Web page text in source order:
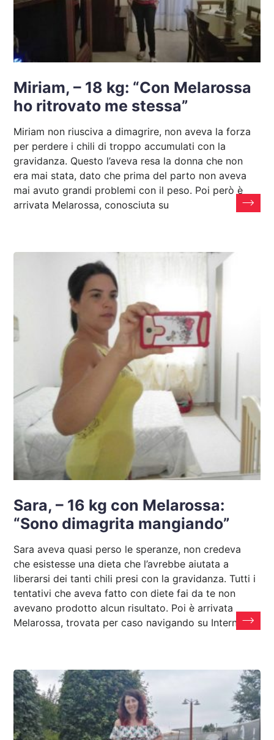
Miriam, – 18 kg: “Con Melarossa
ho ritrovato me stessa”
Miriam non riusciva a dimagrire, non aveva la forza
per perdere i chili di troppo accumulati con la
gravidanza. Questo l’aveva resa la donna che non
era mai stata, dato che prima del parto non aveva
mai avuto grandi problemi con il peso. Poi però è
arrivata Melarossa, conosciuta su
Sara, – 16 kg con Melarossa:
“Sono dimagrita mangiando”
Sara aveva quasi perso le speranze, non credeva
che esistesse una dieta che l’avrebbe aiutata a
liberarsi dei tanti chili presi con la gravidanza. Tutti i
tentativi che aveva fatto con diete fai da te non
avevano prodotto alcun risultato. Poi è arrivata
Melarossa, trovata per caso navigando su Internet: